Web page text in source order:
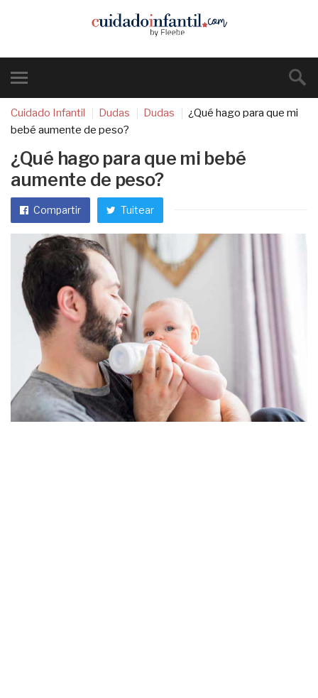
Cuidado Infantil Dudas Dudas
¿Qué hago para que mi
bebé aumente de peso?
¿Qué hago para que mi bebé
aumente de peso?
Compartir Tuitear